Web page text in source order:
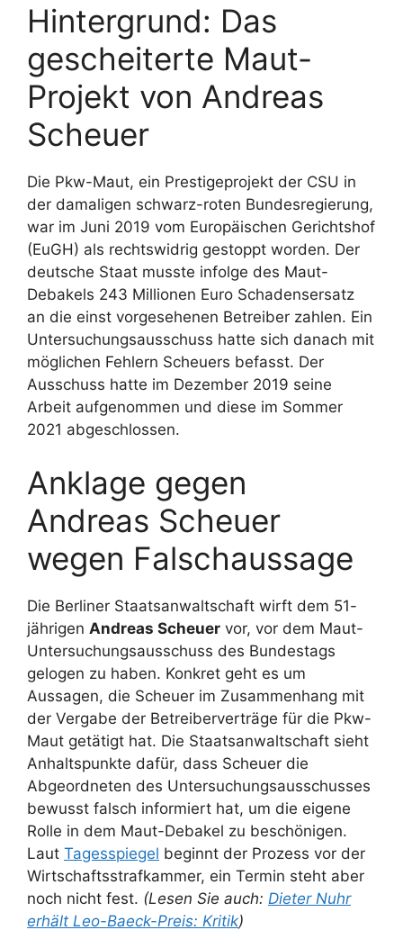
Hintergrund: Das
gescheiterte Maut-
Projekt von Andreas
Scheuer
Die Pkw-Maut, ein Prestigeprojekt der CSU in
der damaligen schwarz-roten Bundesregierung,
war im Juni 2019 vom Europäischen Gerichtshof
(EuGH) als rechtswidrig gestoppt worden. Der
deutsche Staat musste infolge des Maut-
Debakels 243 Millionen Euro Schadensersatz
an die einst vorgesehenen Betreiber zahlen. Ein
Untersuchungsausschuss hatte sich danach mit
möglichen Fehlern Scheuers befasst. Der
Ausschuss hatte im Dezember 2019 seine
Arbeit aufgenommen und diese im Sommer
2021 abgeschlossen.
Anklage gegen
Andreas Scheuer
wegen Falschaussage
Die Berliner Staatsanwaltschaft wirft dem 51-
jährigen Andreas Scheuer vor, vor dem Maut-
Untersuchungsausschuss des Bundestags
gelogen zu haben. Konkret geht es um
Aussagen, die Scheuer im Zusammenhang mit
der Vergabe der Betreiberverträge für die Pkw-
Maut getätigt hat. Die Staatsanwaltschaft sieht
Anhaltspunkte dafür, dass Scheuer die
Abgeordneten des Untersuchungsausschusses
bewusst falsch informiert hat, um die eigene
Rolle in dem Maut-Debakel zu beschönigen.
Laut Tagesspiegel beginnt der Prozess vor der
Wirtschaftsstrafkammer, ein Termin steht aber
noch nicht fest. (Lesen Sie auch: Dieter Nuhr
erhält Leo-Baeck-Preis: Kritik)